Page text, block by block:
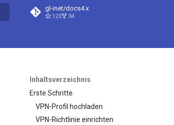
gl-inet/docs4.x
123 34
Inhaltsverzeichnis
Erste Schritte
VPN-Profil hochladen
VPN-Richtlinie einrichten